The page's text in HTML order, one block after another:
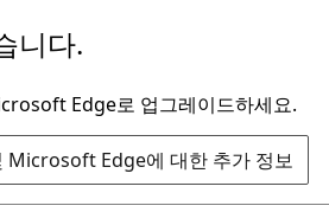
니다.
Edge로 업그레이드하세요.
Edge에 대한 추가 정보